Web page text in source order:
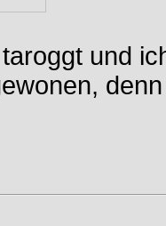
und